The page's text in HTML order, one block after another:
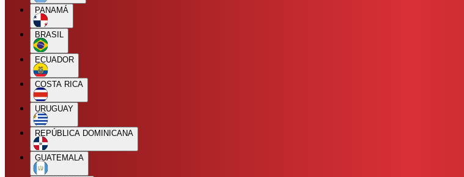
PANAMÁ
BRASIL
ECUADOR
COSTA RICA
URUGUAY
REPÚBLICA DOMINICANA
GUATEMALA